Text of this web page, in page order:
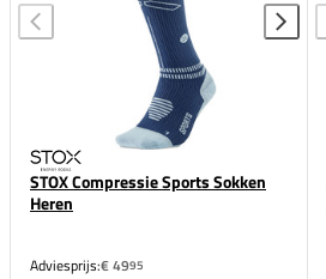
STOX Compressie Sports Sokken
Heren
Adviesprijs:€ 4995